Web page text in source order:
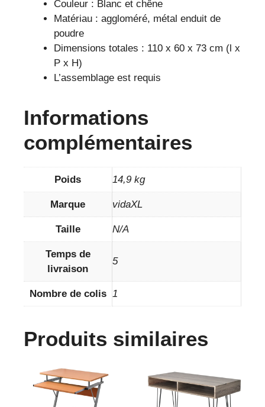
Couleur : Blanc et chêne
Matériau : aggloméré, métal enduit de
poudre
Dimensions totales : 110 x 60 x 73 cm (l x
P x H)
L’assemblage est requis
Informations
complémentaires
Poids 14,9 kg
Marque vidaXL
Taille N/A
Temps de
livraison
5
Nombre de colis 1
Produits similaires